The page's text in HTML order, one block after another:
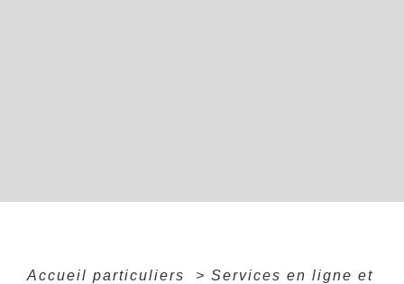
Accueil particuliers > Services en ligne et